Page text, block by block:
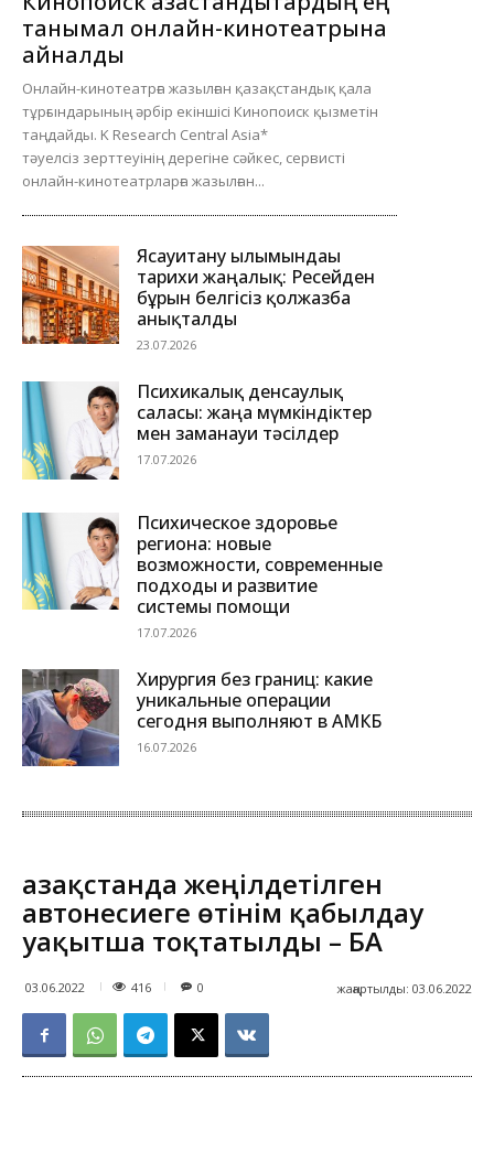
танымал онлайн-кинотеатрына
айналды
Онлайн-кинотеатрға жазылған қазақстандық қала
тұрғындарының әрбір екіншісі Кинопоиск қызметін
таңдайды. K Research Central Asia*
тәуелсіз зерттеуінің дерегіне сәйкес, сервисті
онлайн-кинотеатрларға жазылған...
Ясауитану ғылымындағы
тарихи жаңалық: Ресейден
бұрын белгісіз қолжазба
анықталды
23.07.2026
Психикалық денсаулық
саласы: жаңа мүмкіндіктер
мен заманауи тәсілдер
17.07.2026
Психическое здоровье
региона: новые
возможности, современные
подходы и развитие
системы помощи
17.07.2026
Хирургия без границ: какие
уникальные операции
сегодня выполняют в АМКБ
16.07.2026